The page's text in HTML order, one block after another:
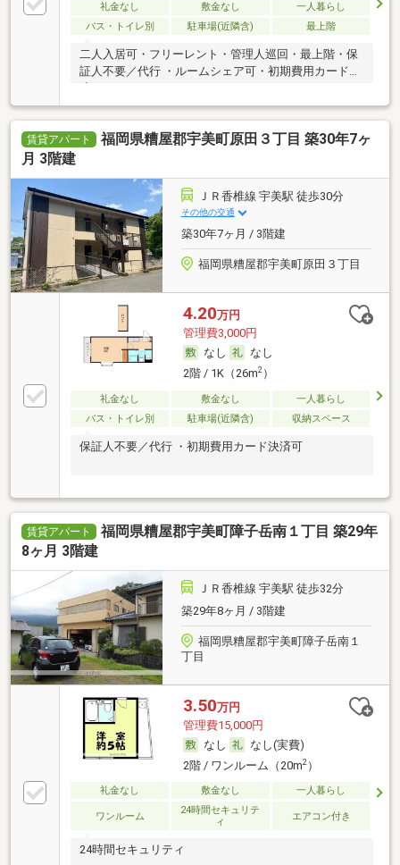
礼金なし 敷金なし
一人暮らし
バス・トイレ別
駐車場(近隣含) 最上階
二人入居可・フリーレント・管理人巡回・最上階・保
証人不要／代行 ・ルームシェア可・初期費用カード決
賃貸アパート
福岡県糟屋郡宇美町原田３丁目 築30年7ヶ
月 3階建
ＪＲ香椎線 宇美駅 徒歩30分
その他の交通
築30年7ヶ月 / 3階建
福岡県糟屋郡宇美町原田３丁目
4.20万円
管理費3,000円
なし
なし
2階 / 1K（26m2）
礼金なし 敷金なし
一人暮らし
バス・トイレ別
駐車場(近隣含) 収納スペース
保証人不要／代行 ・初期費用カード決済可
賃貸アパート
福岡県糟屋郡宇美町障子岳南１丁目 築29年
8ヶ月 3階建
ＪＲ香椎線 宇美駅 徒歩32分
築29年8ヶ月 / 3階建
福岡県糟屋郡宇美町障子岳南１
丁目
3.50万円
管理費15,000円
なし
なし(実費)
2階 / ワンルーム（20m2）
礼金なし 敷金なし 一人暮らし
ワンルーム
24時間セキュリテ
ィ
エアコン付き
24時間セキュリティ